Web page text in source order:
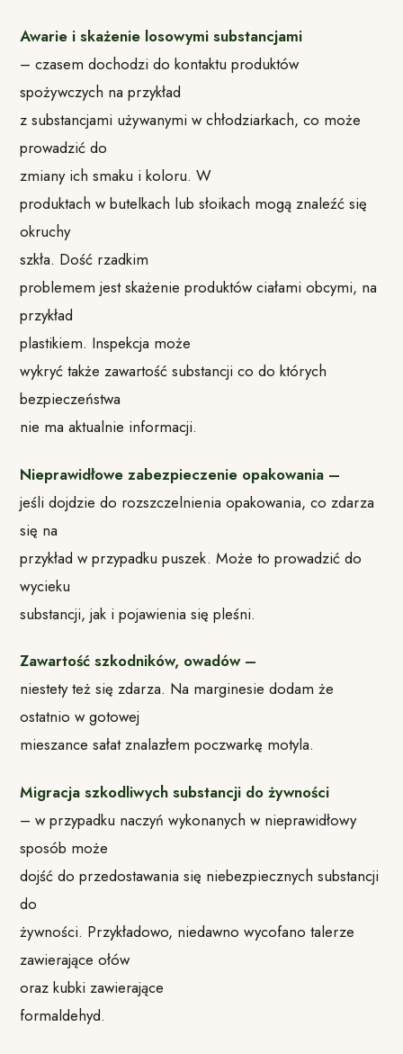
Awarie i skażenie losowymi substancjami
– czasem dochodzi do kontaktu produktów
spożywczych na przykład
z substancjami używanymi w chłodziarkach, co może
prowadzić do
zmiany ich smaku i koloru.W
produktach w butelkach lub słoikach mogą znaleźć się
okruchy
szkła. Dość rzadkim
problemem jest skażenie produktów ciałami obcymi, na
przykład
plastikiem. Inspekcja może
wykryć także zawartość substancji co do których
bezpieczeństwa
nie ma aktualnie informacji.
Nieprawidłowe zabezpieczenie opakowania –
jeśli dojdzie do rozszczelnienia opakowania, co zdarza
się na
przykład w przypadku puszek. Może to prowadzić do
wycieku
substancji, jak i pojawienia się pleśni.
Zawartość szkodników, owadów –
niestety też się zdarza. Na marginesie dodam że
ostatnio w gotowej
mieszance sałat znalazłem poczwarkę motyla.
Migracja szkodliwych substancji do żywności
– w przypadku naczyń wykonanych w nieprawidłowy
sposób może
dojść do przedostawania się niebezpiecznych substancji
do
żywności. Przykładowo, niedawno wycofano talerze
zawierające ołów
oraz kubki zawierające
formaldehyd.